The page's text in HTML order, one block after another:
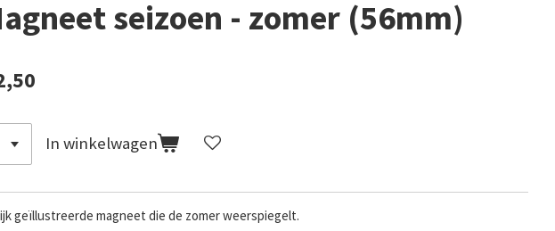
seizoen - zomer (56mm)
In winkelwagen
geïllustreerde magneet die de zomer weerspiegelt.